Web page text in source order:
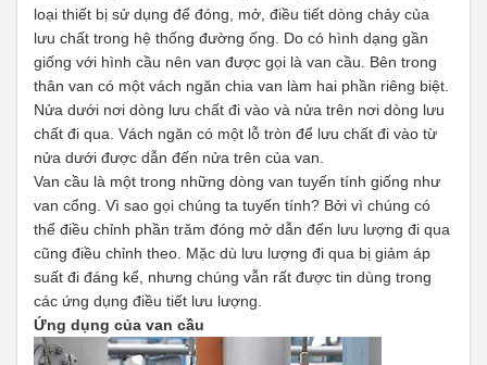
loại thiết bị sử dụng để đóng, mở, điều tiết dòng chảy của
lưu chất trong hệ thống đường ống. Do có hình dạng gần
giống với hình cầu nên van được gọi là van cầu. Bên trong
thân van có một vách ngăn chia van làm hai phần riêng biệt.
Nửa dưới nơi dòng lưu chất đi vào và nửa trên nơi dòng lưu
chất đi qua. Vách ngăn có một lỗ tròn để lưu chất đi vào từ
nửa dưới được dẫn đến nửa trên của van.
Van cầu là một trong những dòng van tuyến tính giống như
van cổng. Vì sao gọi chúng ta tuyến tính? Bởi vì chúng có
thể điều chỉnh phần trăm đóng mở dẫn đến lưu lượng đi qua
cũng điều chỉnh theo. Mặc dù lưu lượng đi qua bị giảm áp
suất đi đáng kể, nhưng chúng vẫn rất được tin dùng trong
các ứng dụng điều tiết lưu lượng.
Ứng dụng của van cầu